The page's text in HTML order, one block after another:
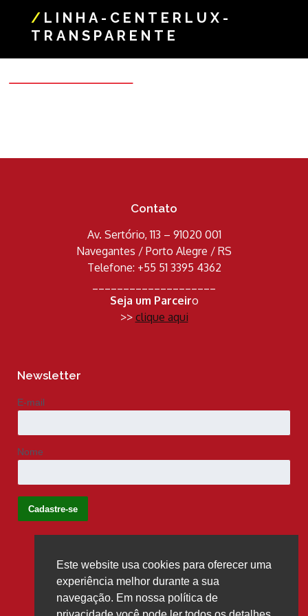
/ LINHA-CENTERLUX-
TRANSPARENTE
Contato
Av. Sertório, 113 – 91020 001
Navegantes / Porto Alegre / RS
Telefone: +55 51 3395 4362
Seja um Parceiro
>> clique aqui
Newsletter
E-mail
Nome
Siga-nos
Este website usa cookies para oferecer uma
experiência melhor durante a sua
navegação. Em nossa política de